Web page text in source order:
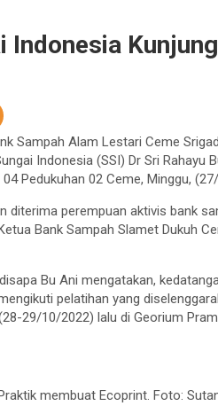
Indonesia
Sampah Alam Lestari Ceme
Indonesia (SSI) Dr Sri Rahayu
Pedukuhan 02 Ceme, Minggu,
diterima perempuan aktivis bank
Bank Sampah Slamet Dukuh
Bu Ani mengatakan,
pelatihan yang
29/10/2022) lalu di Georium
membuat Ecoprint. Foto: